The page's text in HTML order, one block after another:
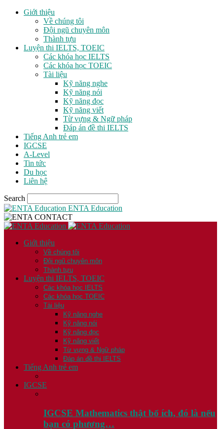
Giới thiệu
Về chúng tôi
Đội ngũ chuyên môn
Thành tựu
Luyện thi IELTS, TOEIC
Các khóa học IELTS
Các khóa học TOEIC
Tài liệu
Kỹ năng nghe
Kỹ năng nói
Kỹ năng đọc
Kỹ năng viết
Từ vựng & Ngữ pháp
Đáp án đề thi IELTS
Tiếng Anh trẻ em
IGCSE
A-Level
Tin tức
Du học
Liên hệ
Search
ENTA Education
Giới thiệu
Về chúng tôi
Đội ngũ chuyên môn
Thành tựu
Luyện thi IELTS, TOEIC
Các khóa học IELTS
Các khóa học TOEIC
Tài liệu
Kỹ năng nghe
Kỹ năng nói
Kỹ năng đọc
Kỹ năng viết
Từ vựng & Ngữ pháp
Đáp án đề thi IELTS
Tiếng Anh trẻ em
IGCSE
IGCSE Mathematics thật bổ ích, đó là nếu
bạn có phương…